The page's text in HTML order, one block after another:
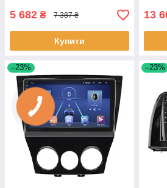
5 682 ₴ 7 387 ₴
Купити
13
–23% –23%